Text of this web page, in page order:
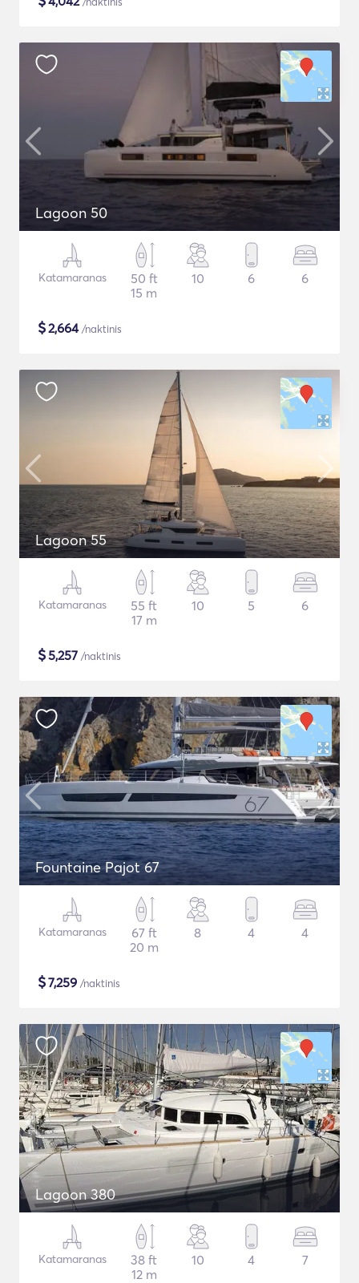
Lagoon 50
Katamaranas
50 ft
15 m
10 6 6
$2,664/naktinis
Lagoon 55
Katamaranas
55 ft
17 m
10 5 6
$5,257 /naktinis
Fountaine Pajot 67
Katamaranas
67 ft
20 m
8 4 4
$7,259 /naktinis
Lagoon 380
Katamaranas
38 ft
12 m
10 4 7